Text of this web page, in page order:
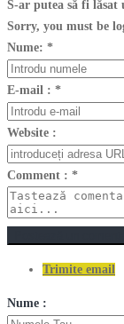
S-ar putea să fi lăsat
Sorry, you must be
Nume: *
E-mail : *
Website :
Comment : *
Trimite email
Nume :